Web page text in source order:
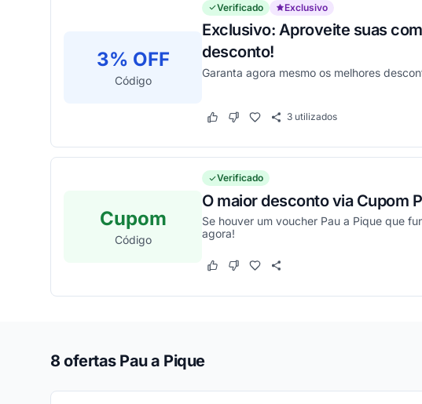
3% OFF
Código
Verificado Exclusivo
Exclusivo: Aproveite suas
desconto!
Garanta agora mesmo os melhores
Este cupom funcionou
Este cupom não funcionou
3 utilizados
Cupom
Código
Verificado
O maior desconto via Cupom
Se houver um voucher Pau a Pique que
agora!
Este cupom funcionou
Este cupom não funcionou
8 ofertas Pau a Pique